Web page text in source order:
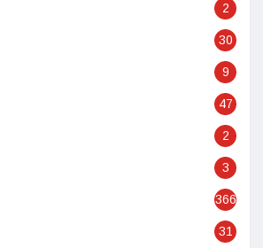
2
30
9
47
2
3
366
31